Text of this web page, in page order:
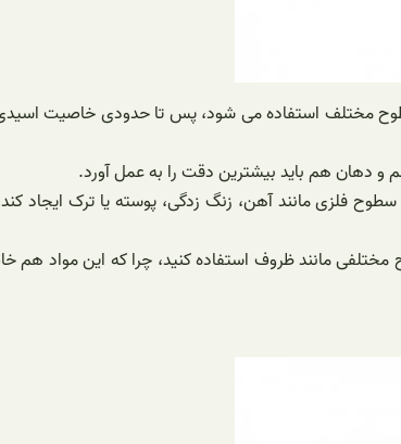
مختلف استفاده می شود، پس تا حدودی خاصیت
دهان هم باید بیشترین دقت را به عمل آورد.
مانند آهن، زنگ زدگی، پوسته یا ترک ایجاد
مانند ظروف استفاده کنید، چرا که این مواد هم